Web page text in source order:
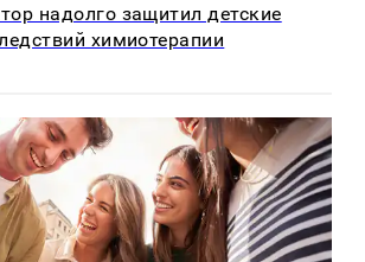
надолго защитил детские
химиотерапии